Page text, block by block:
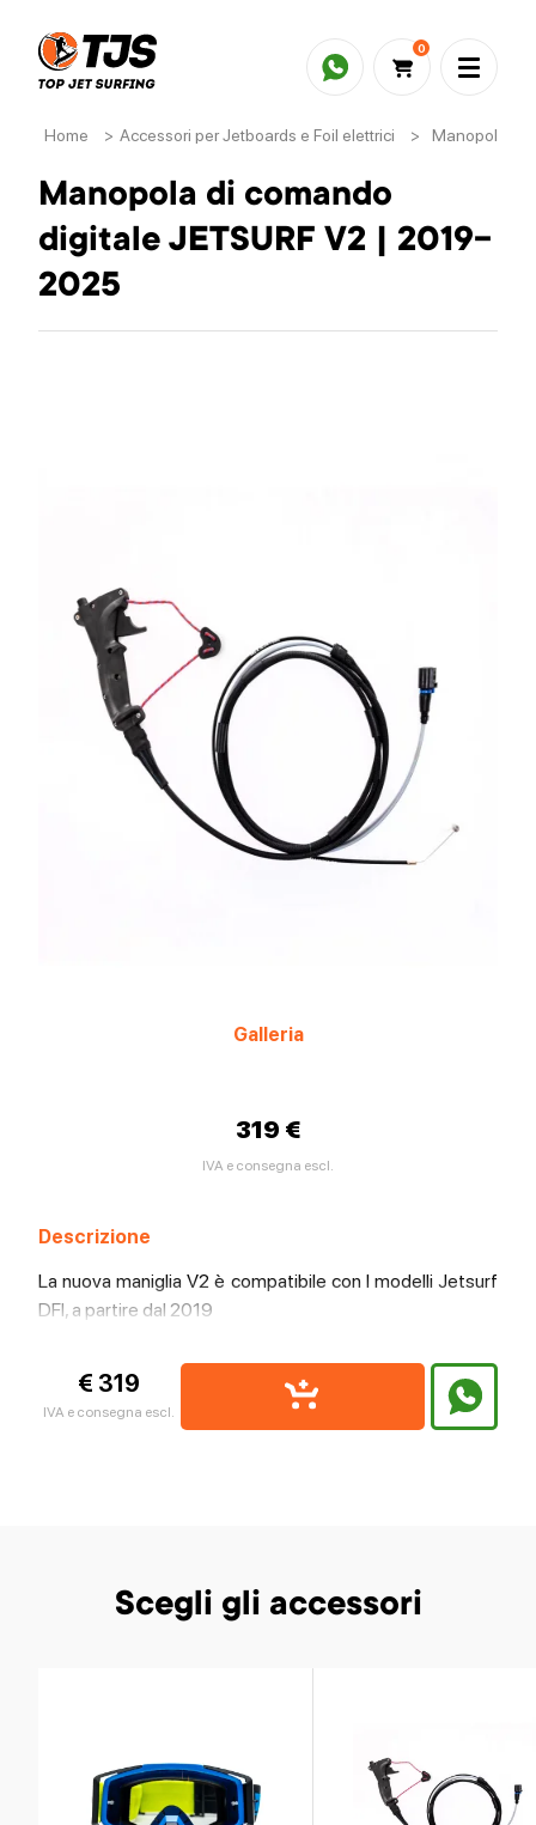
0
Home > Accessori per Jetboards e Foil elettrici > Manopola di
Manopola di comando
digitale JETSURF V2 | 2019-
2025
Galleria
319 €
IVA e consegna escl.
Descrizione
La nuova maniglia V2 è compatibile con I modelli Jetsurf
DFI, a partire dal 2019
€ 319
IVA e consegna escl.
Scegli gli accessori